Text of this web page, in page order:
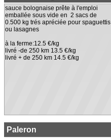
sauce bolognaise prête à l'emploi
emballée sous vide en 2 sacs de
0.500 kg trés apréciée pour spaguettis
ou lasagnes
à la ferme:12.5 €/kg
livré -de 250 km 13.5 €/kg
livré + de 250 km 14.5 €/kg
Paleron